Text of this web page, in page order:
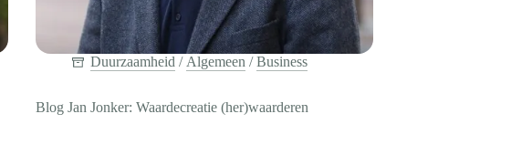
Duurzaamheid / Algemeen /Business
Blog Jan Jonker: Waardecreatie (her)waarderen